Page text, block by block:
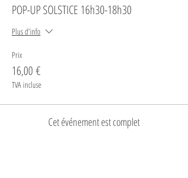
POP-UP SOLSTICE 16h30-18h30
Plus d'info
Prix
16,00 €
TVA incluse
Cet événement est complet